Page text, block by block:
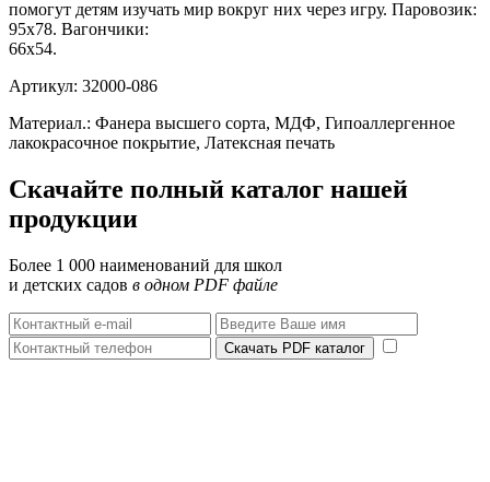
помогут детям изучать мир вокруг них через игру. Паровозик:
95х78. Вагончики:
66х54.
Артикул: 32000-086
Материал.: Фанера высшего сорта, МДФ, Гипоаллергенное
лакокрасочное покрытие, Латексная печать
Скачайте полный каталог нашей
продукции
Более 1 000 наименований для школ
и детских садов в одном PDF файле
Скачать PDF каталог